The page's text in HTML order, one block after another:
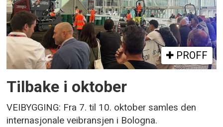
PROFF
Tilbake i oktober
VEIBYGGING: Fra 7. til 10. oktober samles den
internasjonale veibransjen i Bologna.